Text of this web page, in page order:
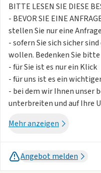
BITTE LESEN SIE DIESE
- BEVOR SIE EINE ANFRAGE STARTEN! VIELEN DANK! Bitte
stellen Sie nur eine Anfrage
- sofern Sie sich sicher sind die Bestellung auslösen zu
wollen. Bedenken Sie bitte
- für Sie ist es nur ein Klick
- für uns ist es ein
- bei dem wir Ihnen unser bestmögliches Angebot
unterbreiten und auf Ihre
die Funktion ""PARKEN""
- 36 und 48 Monaten wählen und Jahresfahrleistungen
zwischen 5.000 und
Mehr anzeigen
Angebot melden